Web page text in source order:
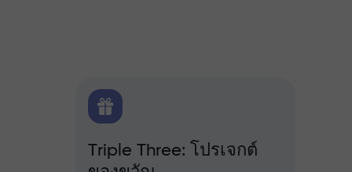
Triple Three: โปรเจกต์